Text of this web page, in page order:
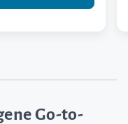
Go-to-